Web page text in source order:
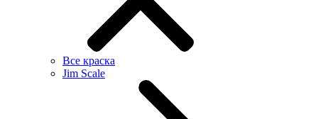
Все краска
Jim Scale